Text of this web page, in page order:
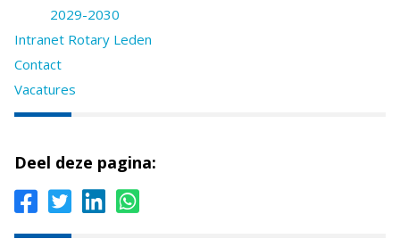
2029-2030
Intranet Rotary Leden
Contact
Vacatures
Deel deze pagina: